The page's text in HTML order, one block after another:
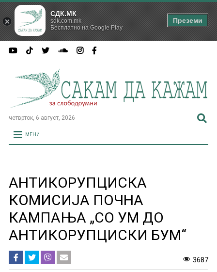
четврток, 6 август, 2026
МЕНИ
АНТИКОРУПЦИСКА
КОМИСИЈА ПОЧНА
КАМПАЊА „СО УМ ДО
АНТИКОРУПЦИСКИ БУМ“
3687
СДК.МК
sdk.com.mk
Бесплатно на Google Play
Преземи